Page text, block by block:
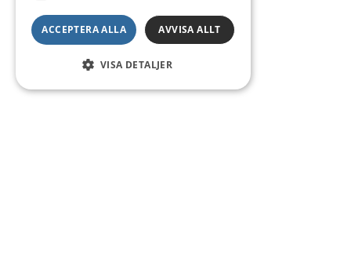
ACCEPTERA ALLA AVVISA ALLT
VISA DETALJER